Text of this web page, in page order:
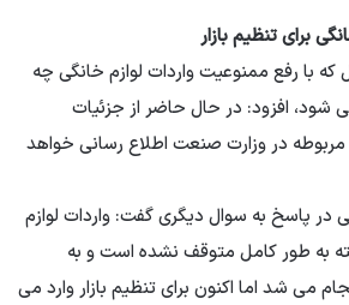
برای تنظیم بازار
با رفع ممنوعیت واردات لوازم خانگی چه
شود، افزود: در حال حاضر از جزئیات
مربوطه در وزارت صنعت اطلاع رسانی خواهد
در پاسخ به سوال دیگری گفت: واردات لوازم
به طور کامل متوقف نشده است و به
می شد اما اکنون برای تنظیم بازار وارد می